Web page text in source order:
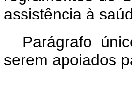
assistência à
Parágrafo
serem apoiados